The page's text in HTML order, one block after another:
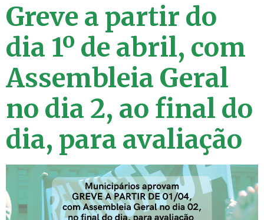
Greve a partir do
dia 1º de abril, com
Assembleia Geral
no dia 2, ao final do
dia, para avaliação